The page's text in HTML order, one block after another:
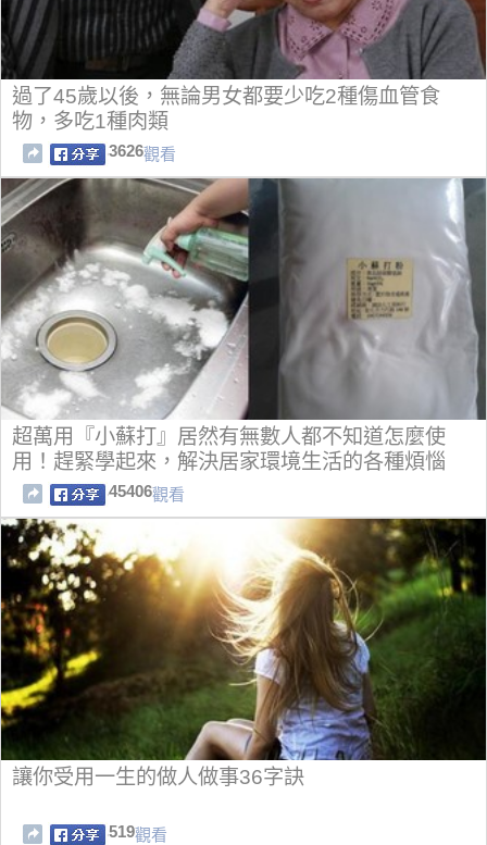
過了45歲以後，無論男女都要少吃2種傷血管食
物，多吃1種肉類
3626觀看
超萬用『小蘇打』居然有無數人都不知道怎麼使
用！趕緊學起來，解決居家環境生活的各種煩惱
45406觀看
讓你受用一生的做人做事36字訣
519觀看